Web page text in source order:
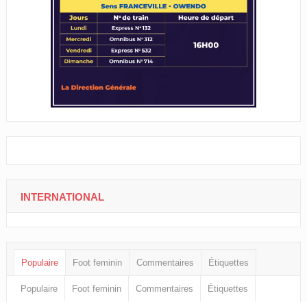
INTERNATIONAL
Populaire Foot feminin Commentaires Étiquettes
Populaire Foot feminin Commentaires Étiquettes